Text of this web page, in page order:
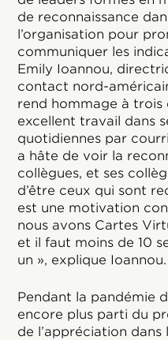
de reconnaissance
l’organisation pour
communiquer les
Emily Ioannou,
contact nord-
rend hommage à trois
excellent travail dans
quotidiennes par
a hâte de voir la
collègues, et ses
d’être ceux qui sont
est une motivation
nous avons Cartes
et il faut moins de 10
un », explique Ioannou.
Pendant la pandémie
encore plus parti du
de l’appréciation